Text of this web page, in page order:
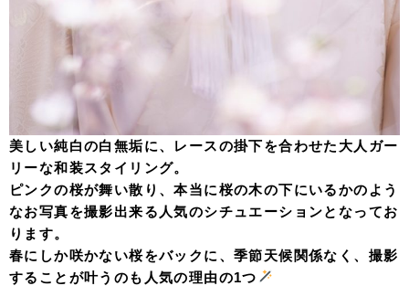
美しい純白の白無垢に、レースの掛下を合わせた大人ガー
リーな和装スタイリング。
ピンクの桜が舞い散り、本当に桜の木の下にいるかのよう
なお写真を撮影出来る人気のシチュエーションとなってお
ります。
春にしか咲かない桜をバックに、季節天候関係なく、撮影
することが叶うのも人気の理由の1つ